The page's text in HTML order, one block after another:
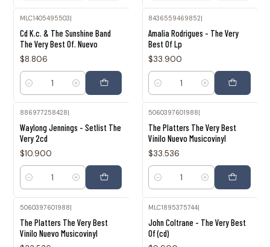
MLC1405495503|
Cd K.c. & The Sunshine Band
The Very Best Of. Nuevo
$8.806
Cantidad
8436559469852|
Amalia Rodrigues - The Very
Best Of Lp
$33.900
Cantidad
886977258428
Waylong Jennings - Setlist The
Very 2cd
$10.900
Cantidad
5060397601988
The Platters The Very Best
Vinilo Nuevo Musicovinyl
$33.536
Cantidad
5060397601988|
The Platters The Very Best
Vinilo Nuevo Musicovinyl
MLC1895375744|
John Coltrane - The Very Best
Of (cd)